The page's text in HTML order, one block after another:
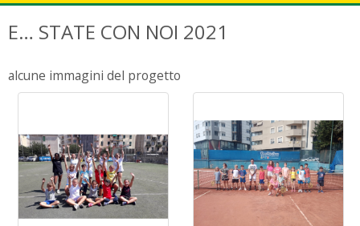
E… STATE CON NOI 2021
alcune immagini del progetto